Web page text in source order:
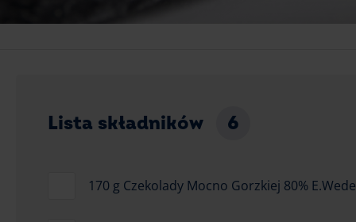
Lista składników 6
170 g Czekolady Mocno Gorzkiej 80%